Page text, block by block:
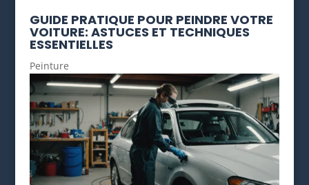
GUIDE PRATIQUE POUR PEINDRE VOTRE
VOITURE: ASTUCES ET TECHNIQUES
ESSENTIELLES
Peinture